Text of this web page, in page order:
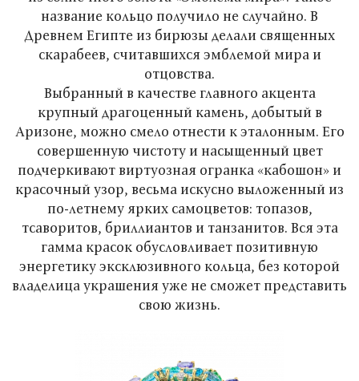
название кольцо получило не случайно. В
Древнем Египте из бирюзы делали священных
скарабеев, считавшихся эмблемой мира и
отцовства.
Выбранный в качестве главного акцента
крупный драгоценный камень, добытый в
Аризоне, можно смело отнести к эталонным. Его
совершенную чистоту и насыщенный цвет
подчеркивают виртуозная огранка «кабошон» и
красочный узор, весьма искусно выложенный из
по-летнему ярких самоцветов: топазов,
тсаворитов, бриллиантов и танзанитов. Вся эта
гамма красок обусловливает позитивную
энергетику эксклюзивного кольца, без которой
владелица украшения уже не сможет представить
свою жизнь.